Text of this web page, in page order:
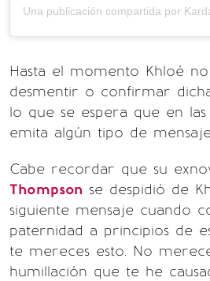
Hasta el momento Khloé
desmentir o confirmar
lo que se espera que en
emita algún tipo de
Cabe recordar que su
Thompson se despidió de
siguiente mensaje cuando
paternidad a principios de
te mereces esto. No
humillación que te he